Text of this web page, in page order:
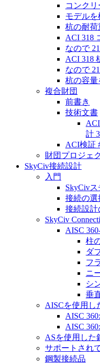
コンク
モデルを
杭の耐荷
ACI 318
なので
ACI 318
なので
杭の容量
複合財団
前書き
技術文書
計
ACI検証
財団プロジェ
SkyCiv接続設計
入門
SkyCiv
接続の選
接続設計
SkyCiv
AISC
柱
ダ
フ
ニ
シ
垂
AISCを使用し
AISC
AISC
ASを使用した
サポートされ
鋼製接続品